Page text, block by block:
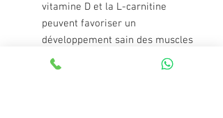
vitamine D et la L-carnitine
peuvent favoriser un
développement sain des muscles
et des os
haute digestibilité : les protéines